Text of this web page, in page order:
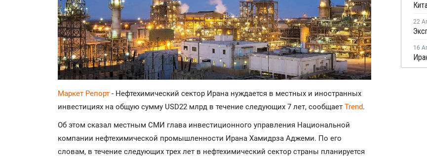
Маркет Репорт - Нефтехимический сектор Ирана нуждается в местных и иностранных
инвестициях на общую сумму USD22 млрд в течение следующих 7 лет, сообщает Trend.
Об этом сказал местным СМИ глава инвестиционного управления Национальной
компании нефтехимической промышленности Ирана Хамидрза Аджеми. По его
словам, в течение следующих трех лет в нефтехимический сектор страны планируется
22
16